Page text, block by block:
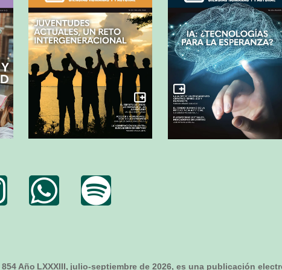
854 Año LXXXIII, julio-septiembre de 2026, es una publicación